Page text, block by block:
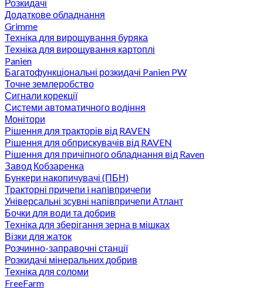
Розкидачі
Додаткове обладнання
Grimme
Техніка для вирощування буряка
Техніка для вирощування картоплі
Panien
Багатофункціональні розкидачі Panien PW
Точне землеробство
Сигнали корекції
Системи автоматичного водіння
Монітори
Рішення для тракторів від RAVEN
Рішення для обприскувачів від RAVEN
Рішення для причіпного обладнання від Raven
Завод Кобзаренка
Бункери накопичувачі (ПБН)
Тракторні причепи i напiвпричепи
Універсальні зсувні напівпричепи Атлант
Бочки для води та добрив
Техніка для зберігання зерна в мішках
Візки для жаток
Розчинно-заправочні станції
Розкидачі мінеральних добрив
Техніка для соломи
FreeFarm